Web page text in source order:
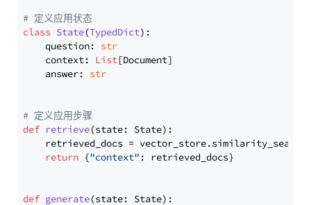
# 定义应用状态
class State(TypedDict):
    question:
str
    context:
List[Document]
    answer:
str
# 定义应用步骤
def retrieve(state: State):
retrieved_docs =
return {"context" : retrieved_docs}
def generate(state: State):